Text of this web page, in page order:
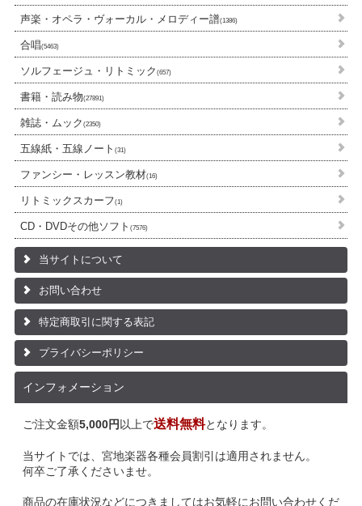
声楽・オペラ・ヴォーカル・メロディー譜(1386)
合唱(5463)
ソルフェージュ・リトミック (657)
書籍・読み物(27891)
雑誌・ムック (2350)
五線紙・五線ノート (31)
ファンシー・レッスン教材(16)
リトミックスカーフ(1)
CD・DVDその他ソフト (7576)
当サイトについて
お問い合わせ
特定商取引に関する表記
プライバシーポリシー
インフォメーション
ご注文金額5,000円 以上で送料無料となります。
当サイトでは、宮地楽器各種会員割引は適用されません。
何卒ご了承くださいませ。
商品の在庫状況などにつきましてはお気軽にお問い合わせくだ